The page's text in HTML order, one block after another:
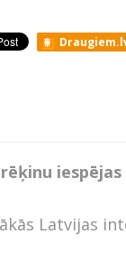
Latvijas